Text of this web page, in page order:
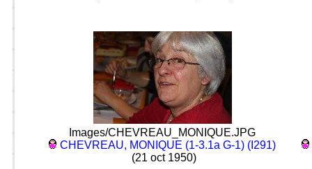
Images/CHEVREAU_MONIQUE.JPG
CHEVREAU, MONIQUE (1-3.1a G-1) (I291)
(21 oct 1950)